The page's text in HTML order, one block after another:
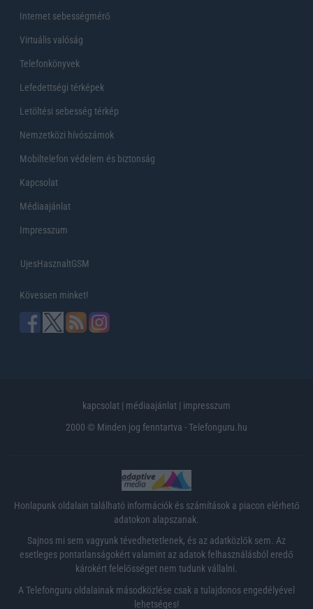
Internet sebességmérő
Virtuális valóság
Telefonkönyvek
Lefedettségi térképek
Letöltési sebesség térkép
Nemzetközi hívószámok
Mobiltelefon védelem és biztonság
Kapcsolat
Médiaajánlat
Impresszum
UjesHasznaltGSM
Kövessen minket!
kapcsolat | médiaajánlat | impresszum
2000 © Minden jog fenntartva - Telefonguru.hu
Honlapunk oldalain található információk és számítások a piacon elérhető
adatokon alapszanak.
Sajnos mi sem vagyunk tévedhetetlenek, és az adatközlők sem. Az
esetleges pontatlanságokért valamint az adatok felhasználásból eredő
károkért felelősséget nem tudunk vállalni.
A Telefonguru oldalainak másodközlése csak a tulajdonos engedélyével
lehetséges!